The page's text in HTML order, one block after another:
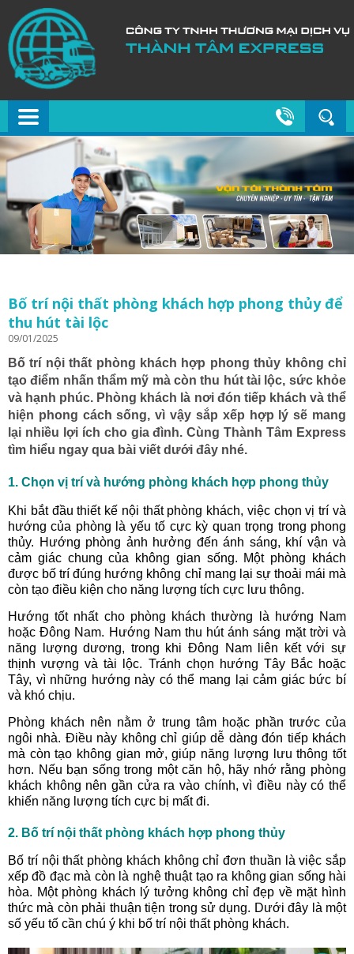
Bố trí nội thất phòng khách hợp phong thủy để
thu hút tài lộc
09/01/2025
Bố trí nội thất phòng khách hợp phong thủy không chỉ
tạo điểm nhấn thẩm mỹ mà còn thu hút tài lộc, sức khỏe
và hạnh phúc. Phòng khách là nơi đón tiếp khách và thể
hiện phong cách sống, vì vậy sắp xếp hợp lý sẽ mang
lại nhiều lợi ích cho gia đình. Cùng Thành Tâm Express
tìm hiểu ngay qua bài viết dưới đây nhé.
1. Chọn vị trí và hướng phòng khách hợp phong thủy
Khi bắt đầu thiết kế nội thất phòng khách, việc chọn vị trí và
hướng của phòng là yếu tố cực kỳ quan trọng trong phong
thủy. Hướng phòng ảnh hưởng đến ánh sáng, khí vận và
cảm giác chung của không gian sống. Một phòng khách
được bố trí đúng hướng không chỉ mang lại sự thoải mái mà
còn tạo điều kiện cho năng lượng tích cực lưu thông.
Hướng tốt nhất cho phòng khách thường là hướng Nam
hoặc Đông Nam. Hướng Nam thu hút ánh sáng mặt trời và
năng lượng dương, trong khi Đông Nam liên kết với sự
thịnh vượng và tài lộc. Tránh chọn hướng Tây Bắc hoặc
Tây, vì những hướng này có thể mang lại cảm giác bức bí
và khó chịu.
Phòng khách nên nằm ở trung tâm hoặc phần trước của
ngôi nhà. Điều này không chỉ giúp dễ dàng đón tiếp khách
mà còn tạo không gian mở, giúp năng lượng lưu thông tốt
hơn. Nếu bạn sống trong một căn hộ, hãy nhớ rằng phòng
khách không nên gần cửa ra vào chính, vì điều này có thể
khiến năng lượng tích cực bị mất đi.
2. Bố trí nội thất phòng khách hợp phong thủy
Bố trí nội thất phòng khách không chỉ đơn thuần là việc sắp
xếp đồ đạc mà còn là nghệ thuật tạo ra không gian sống hài
hòa. Một phòng khách lý tưởng không chỉ đẹp về mặt hình
thức mà còn phải thuận tiện trong sử dụng. Dưới đây là một
số yếu tố cần chú ý khi bố trí nội thất phòng khách.